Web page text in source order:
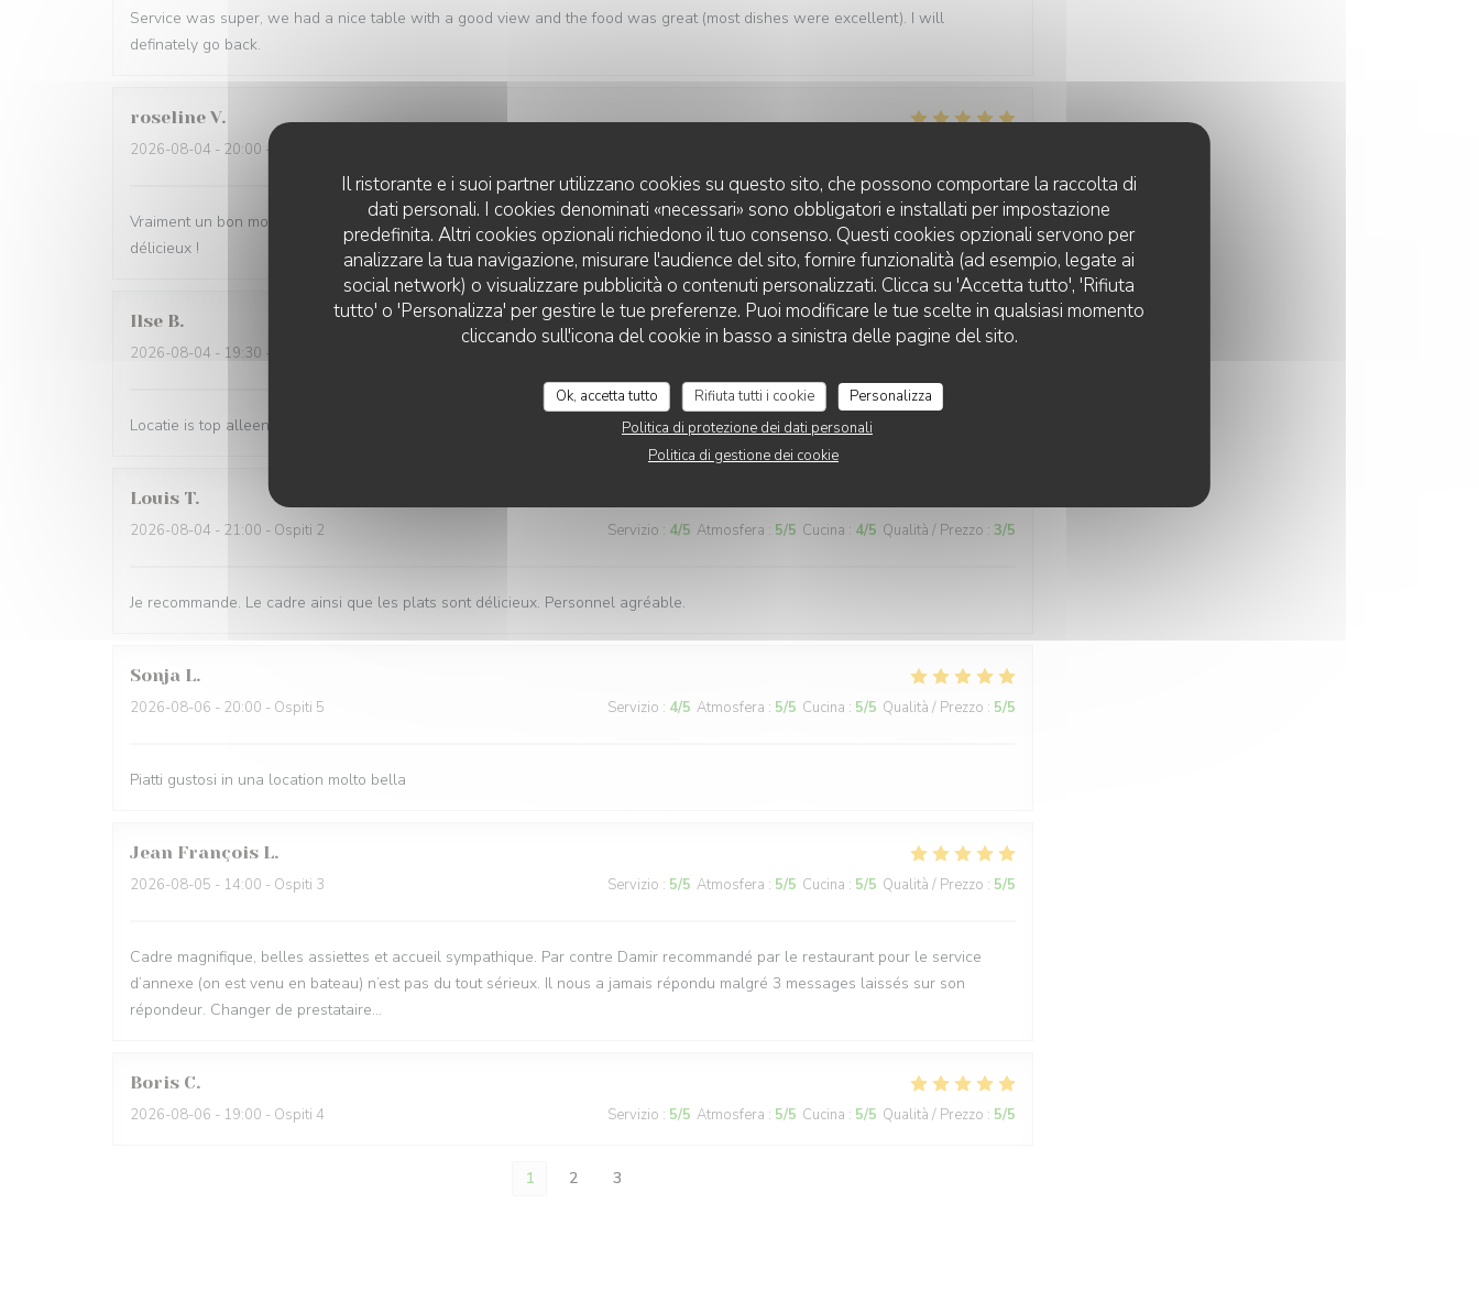
Il ristorante e i suoi partner utilizzano cookies su questo sito, che possono comportare la raccolta di
dati personali. I cookies denominati «necessari» sono obbligatori e installati per impostazione
predefinita. Altri cookies opzionali richiedono il tuo consenso. Questi cookies opzionali servono per
analizzare la tua navigazione, misurare l'audience del sito, fornire funzionalità (ad esempio, legate ai
social network) o visualizzare pubblicità o contenuti personalizzati. Clicca su 'Accetta tutto', 'Rifiuta
tutto' o 'Personalizza' per gestire le tue preferenze. Puoi modificare le tue scelte in qualsiasi momento
cliccando sull'icona del cookie in basso a sinistra delle pagine del sito.
Ok, accetta tutto Rifiuta tutti i cookie
Personalizza
Politica di protezione dei dati personali
Politica di gestione dei cookie
Service was super, we had a nice table with a good view and the food was great (most dishes were excellent). I will
definately go back.
roseline V
2026-08-04 - 20:00 - Ospiti 2
Vraiment un bon moment… le site est exceptionnel. Le personnel fort sympathique et les plats proposés variés . Le mien était
délicieux !
Ilse B
2026-08-04 - 19:30 - Ospiti 4
Locatie is top alleen de kaart was wat minder…
Louis T
2026-08-04 - 21:00 - Ospiti 2 Servizio : 4/5 Atmosfera : 5/5 Cucina : 4/5 Qualità / Prezzo : 3/5
Je recommande. Le cadre ainsi que les plats sont délicieux. Personnel agréable.
Sonja L
2026-08-06 - 20:00 - Ospiti 5 Servizio : 4/5 Atmosfera : 5/5 Cucina : 5/5 Qualità / Prezzo : 5/5
Piatti gustosi in una location molto bella
Jean François L
2026-08-05 - 14:00 - Ospiti 3 Servizio : 5/5 Atmosfera : 5/5 Cucina : 5/5 Qualità / Prezzo : 5/5
Cadre magnifique, belles assiettes et accueil sympathique. Par contre Damir recommandé par le restaurant pour le service
d’annexe (on est venu en bateau) n’est pas du tout sérieux. Il nous a jamais répondu malgré 3 messages laissés sur son
répondeur. Changer de prestataire…
Boris C
2026-08-06 - 19:00 - Ospiti 4 Servizio : 5/5 Atmosfera : 5/5 Cucina : 5/5 Qualità / Prezzo : 5/5
1 2 3
LA PLAGE DE L'ÎLE D'OR